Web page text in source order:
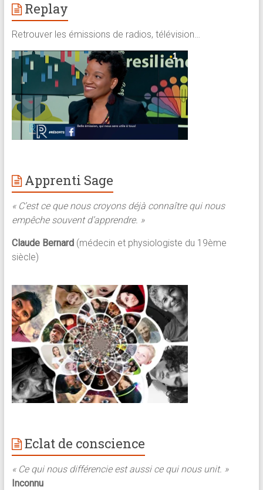
Replay
Retrouver les émissions de radios, télévision…
Apprenti Sage
« C’est ce que nous croyons déjà connaître qui nous
empêche souvent d’apprendre. »
Claude Bernard (médecin et physiologiste du 19ème
siècle)
Eclat de conscience
« Ce qui nous différencie est aussi ce qui nous unit. »
Inconnu